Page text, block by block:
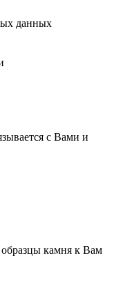
данных
с Вами и
камня к Вам